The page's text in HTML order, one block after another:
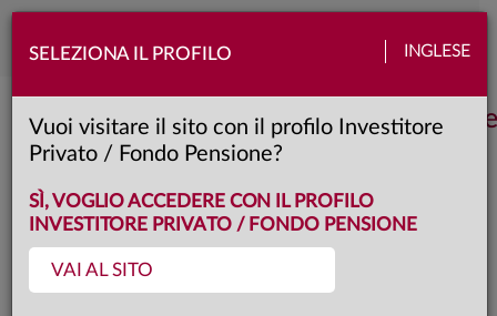
SELEZIONA IL PROFILO INGLESE
Vuoi visitare il sito con il profilo Investitore
Privato / Fondo Pensione?
SÌ, VOGLIO ACCEDERE CON IL PROFILO
INVESTITORE PRIVATO / FONDO PENSIONE
VAI AL SITO
Toggle
Anima Obbligazionario Internazionale
Classe: AD
Questa è una comunicazione di marketing. Si prega di consultare il prospetto e